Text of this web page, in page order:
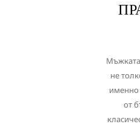
не
именно
от